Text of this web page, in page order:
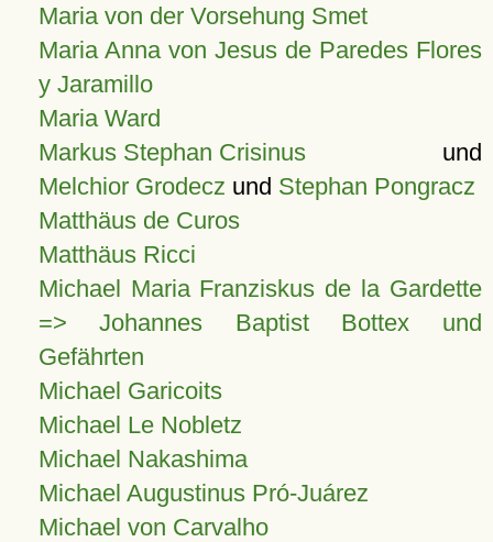
Maria von der Vorsehung Smet
Maria Anna von Jesus de Paredes Flores
y Jaramillo
Maria Ward
Markus Stephan Crisinusund
Melchior Grodecz und Stephan Pongracz
Matthäus de Curos
Matthäus Ricci
Michael Maria Franziskus de la Gardette
=> Johannes Baptist Bottex und
Gefährten
Michael Garicoits
Michael Le Nobletz
Michael Nakashima
Michael Augustinus Pró-Juárez
Michael von Carvalho